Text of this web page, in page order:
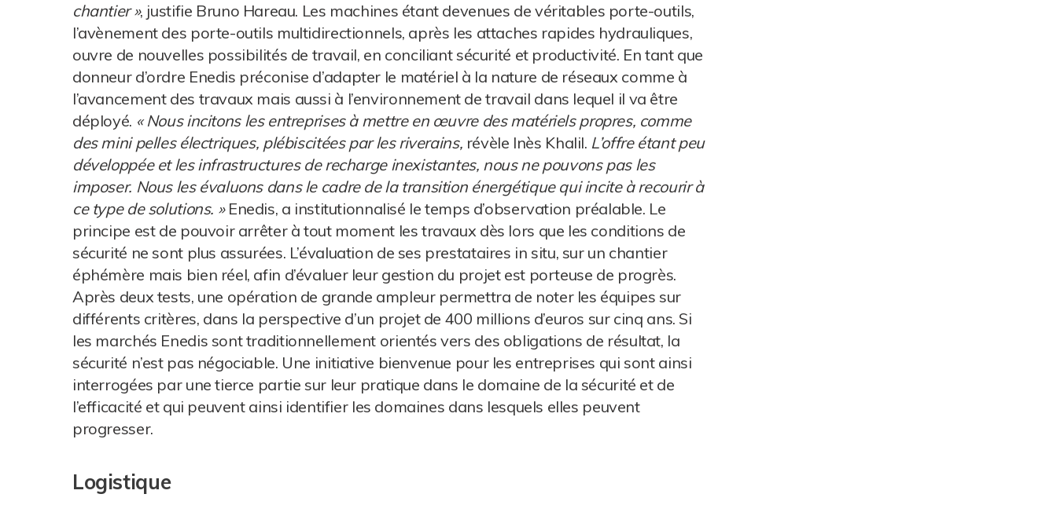
chantier », justifie Bruno Hareau. Les machines étant devenues de véritables porte-outils,
l’avènement des porte-outils multidirectionnels, après les attaches rapides hydrauliques,
ouvre de nouvelles possibilités de travail, en conciliant sécurité et productivité. En tant que
donneur d’ordre Enedis préconise d’adapter le matériel à la nature de réseaux comme à
l’avancement des travaux mais aussi à l’environnement de travail dans lequel il va être
déployé. « Nous incitons les entreprises à mettre en œuvre des matériels propres, comme
des mini pelles électriques, plébiscitées par les riverains, révèle Inès Khalil. L’offre étant peu
développée et les infrastructures de recharge inexistantes, nous ne pouvons pas les
imposer. Nous les évaluons dans le cadre de la transition énergétique qui incite à recourir à
ce type de solutions. »Enedis, a institutionnalisé le temps d’observation préalable. Le
principe est de pouvoir arrêter à tout moment les travaux dès lors que les conditions de
sécurité ne sont plus assurées. L’évaluation de ses prestataires in situ, sur un chantier
éphémère mais bien réel, afin d’évaluer leur gestion du projet est porteuse de progrès.
Après deux tests, une opération de grande ampleur permettra de noter les équipes sur
différents critères, dans la perspective d’un projet de 400 millions d’euros sur cinq ans. Si
les marchés Enedis sont traditionnellement orientés vers des obligations de résultat, la
sécurité n’est pas négociable. Une initiative bienvenue pour les entreprises qui sont ainsi
interrogées par une tierce partie sur leur pratique dans le domaine de la sécurité et de
l’efficacité et qui peuvent ainsi identifier les domaines dans lesquels elles peuvent
progresser.
Logistique